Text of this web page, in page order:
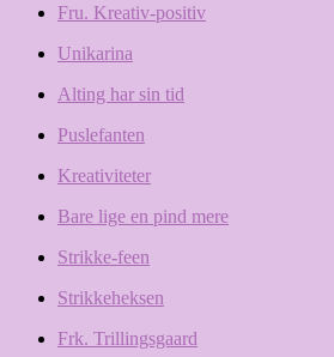
Fru. Kreativ-positiv
Unikarina
Alting har sin tid
Puslefanten
Kreativiteter
Bare lige en pind mere
Strikke-feen
Strikkeheksen
Frk. Trillingsgaard